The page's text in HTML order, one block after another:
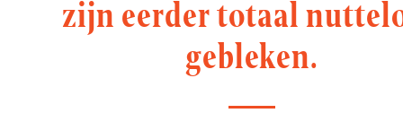
zijn eerder totaal
gebleken.